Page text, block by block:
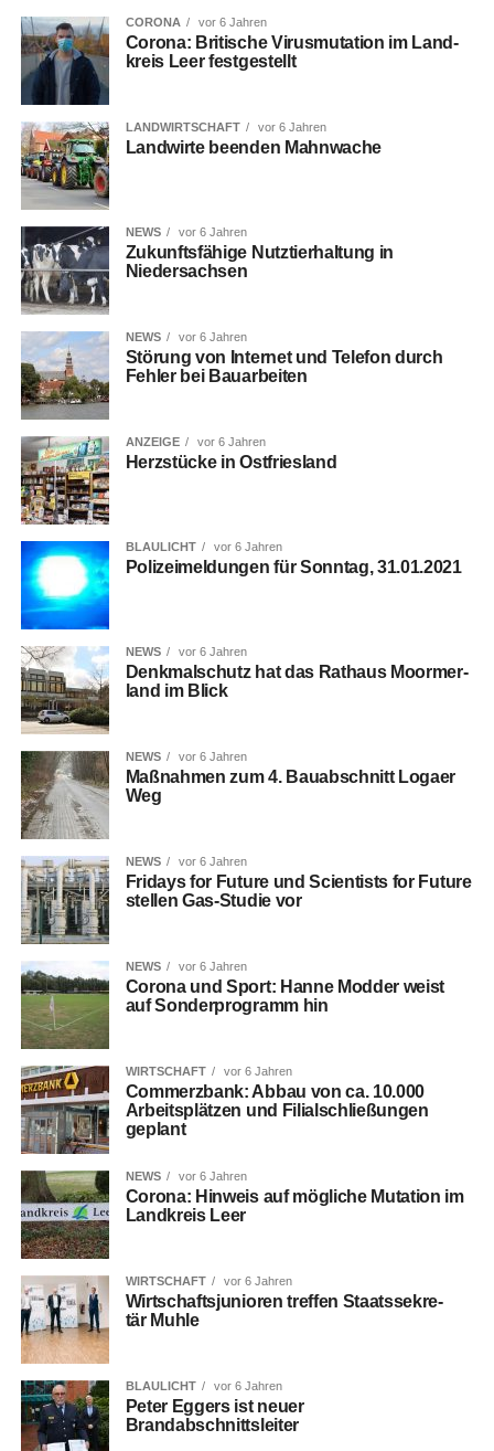
CORONA vor 6 Jahren
Coro­na: Bri­ti­sche Virus­mu­ta­ti­on im Land­
kreis Leer festgestellt
LANDWIRTSCHAFT vor 6 Jahren
Land­wir­te been­den Mahnwache
NEWS vor 6 Jahren
Zukunfts­fä­hi­ge Nutz­tier­hal­tung in
Niedersachsen
NEWS vor 6 Jahren
Stö­rung von Inter­net und Tele­fon durch
Feh­ler bei Bauarbeiten
ANZEIGE vor 6 Jahren
Herz­stü­cke in Ostfriesland
BLAULICHT vor 6 Jahren
Poli­zei­mel­dun­gen für Sonn­tag, 31.01.2021
NEWS vor 6 Jahren
Denk­mal­schutz hat das Rat­haus Moorm­er­
land im Blick
NEWS vor 6 Jahren
Maß­nah­men zum 4. Bau­ab­schnitt Logaer
Weg
NEWS vor 6 Jahren
Fri­days for Future und Sci­en­tists for Future
stel­len Gas-Stu­die vor
NEWS vor 6 Jahren
Coro­na und Sport: Han­ne Mod­der weist
auf Son­der­pro­gramm hin
WIRTSCHAFT vor 6 Jahren
Com­merz­bank: Abbau von ca. 10.000
Arbeits­plät­zen und Fili­al­schlie­ßun­gen
geplant
NEWS vor 6 Jahren
Coro­na: Hin­weis auf mög­li­che Muta­ti­on im
Land­kreis Leer
WIRTSCHAFT vor 6 Jahren
Wirt­schafts­ju­nio­ren tref­fen Staats­se­kre­
tär Muhle
BLAULICHT vor 6 Jahren
Peter Eggers ist neu­er
Brandabschnittsleiter